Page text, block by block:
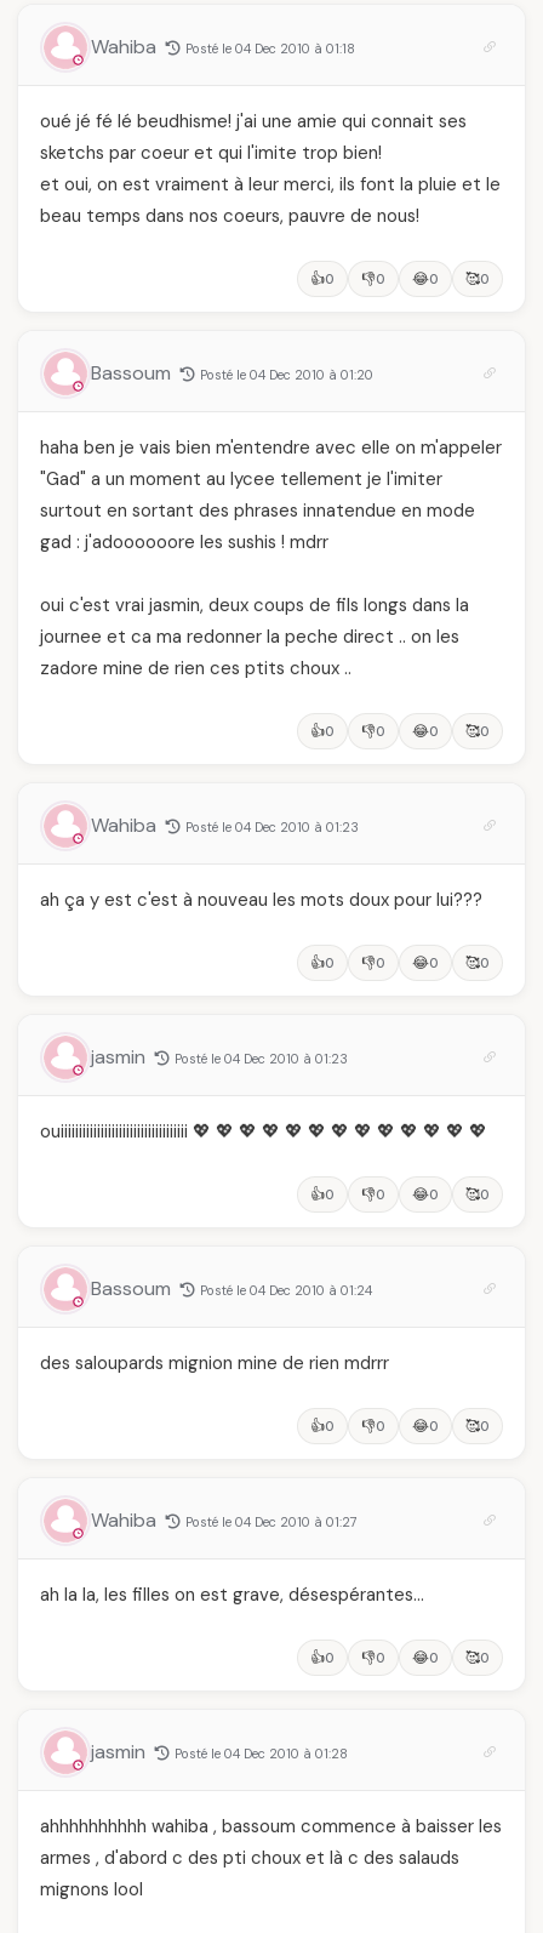
Wahiba Posté le 04 Dec 2010 à 01:18
oué jé fé lé beudhisme! j'ai une amie qui connait ses
sketchs par coeur et qui l'imite trop bien!
et oui, on est vraiment à leur merci, ils font la pluie et le
beau temps dans nos coeurs, pauvre de nous!
👍0 👎0 😂0 🥰0
Bassoum Posté le 04 Dec 2010 à 01:20
haha ben je vais bien m'entendre avec elle on m'appeler
"Gad" a un moment au lycee tellement je l'imiter
surtout en sortant des phrases innatendue en mode
gad : j'adoooooore les sushis ! mdrr
oui c'est vrai jasmin, deux coups de fils longs dans la
journee et ca ma redonner la peche direct .. on les
zadore mine de rien ces ptits choux ..
👍0 👎0 😂0 🥰0
Wahiba Posté le 04 Dec 2010 à 01:23
ah ça y est c'est à nouveau les mots doux pour lui???
👍0 👎0 😂0 🥰0
jasmin Posté le 04 Dec 2010 à 01:23
ouiiiiiiiiiiiiiiiiiiiiiiiiiiiiiiiiiii 💖 💖 💖 💖 💖 💖 💖 💖 💖 💖 💖 💖 💖
👍0 👎0 😂0 🥰0
Bassoum Posté le 04 Dec 2010 à 01:24
des saloupards mignion mine de rien mdrrr
👍0 👎0 😂0 🥰0
Wahiba Posté le 04 Dec 2010 à 01:27
ah la la, les filles on est grave, désespérantes…
👍0 👎0 😂0 🥰0
jasmin Posté le 04 Dec 2010 à 01:28
ahhhhhhhhhh wahiba , bassoum commence à baisser les
armes , d'abord c des pti choux et là c des salauds
mignons lool